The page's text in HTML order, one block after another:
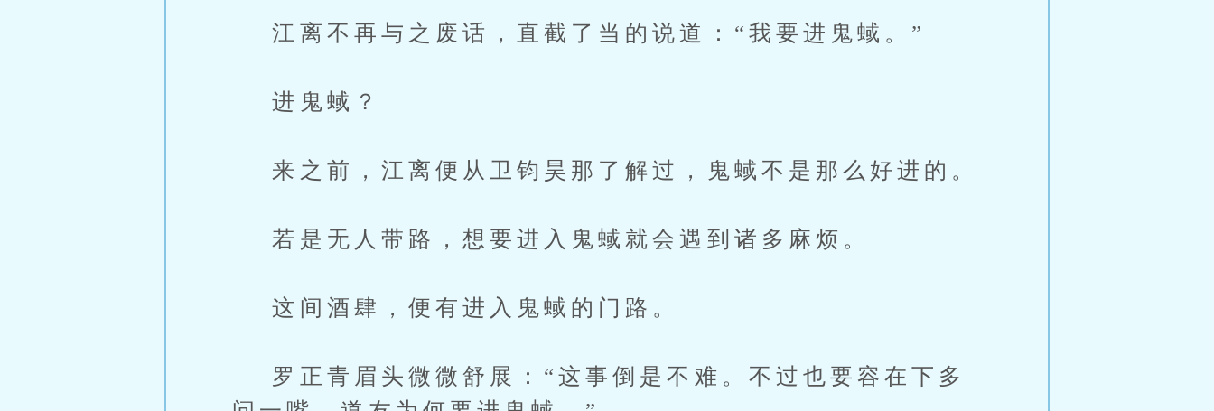
江离不再与之废话，直截了当的说道：“我要进鬼蜮。”
进鬼蜮？
来之前，江离便从卫钧昊那了解过，鬼蜮不是那么好进的。
若是无人带路，想要进入鬼蜮就会遇到诸多麻烦。
这间酒肆，便有进入鬼蜮的门路。
罗正青眉头微微舒展：“这事倒是不难。不过也要容在下多